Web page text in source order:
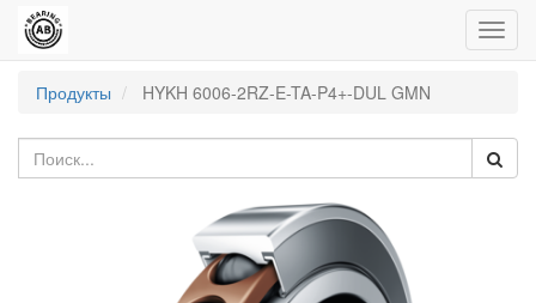
Продукты
HYKH 6006-2RZ-E-TA-P4+-DUL GMN